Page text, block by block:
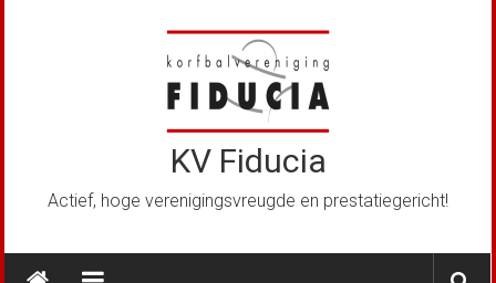
KV Fiducia
Actief, hoge verenigingsvreugde en prestatiegericht!